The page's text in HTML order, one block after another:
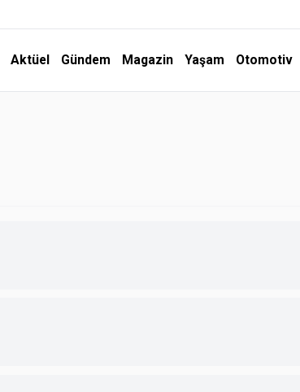
Aktüel Gündem Magazin Yaşam Otomotiv